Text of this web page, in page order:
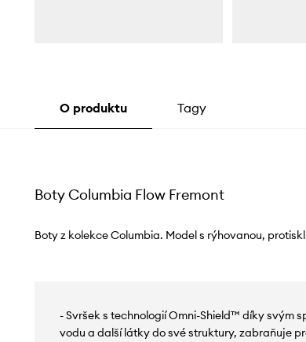
O produktu Tagy
Boty Columbia Flow Fremont
Boty z kolekce Columbia. Model s rýhovanou,
- Svršek s technologií Omni-Shield™ díky svým
vodu a další látky do své struktury, zabraňuje